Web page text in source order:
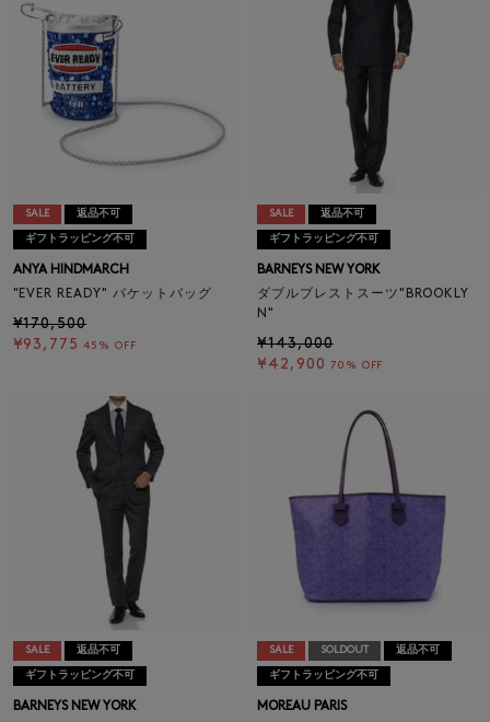
SALE 返品不可
ギフトラッピング不可
ANYA HINDMARCH
"EVER READY" バケットバッグ
¥170,500
¥93,775 45% OFF
SALE 返品不可
ギフトラッピング不可
BARNEYS NEW YORK
ダブルブレストスーツ"BROOKLY
N"
¥143,000
¥42,900 70% OFF
SALE 返品不可
ギフトラッピング不可
BARNEYS NEW YORK
SALE SOLDOUT 返品不可
ギフトラッピング不可
MOREAU PARIS